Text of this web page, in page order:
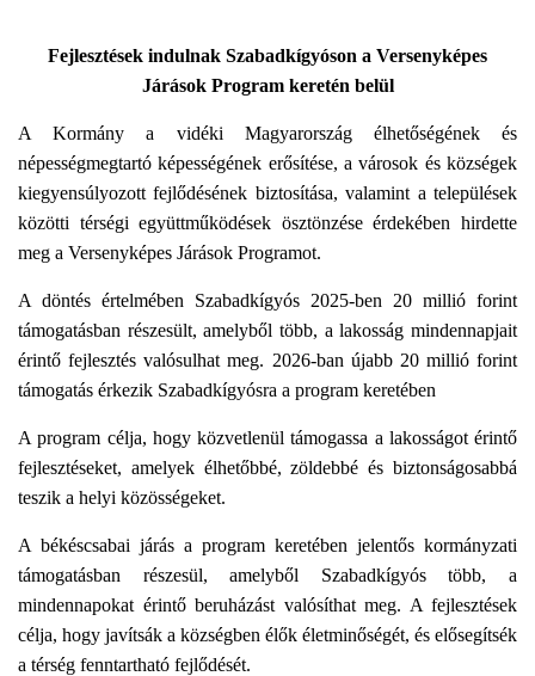
Fejlesztések indulnak Szabadkígyóson a Versenyképes
Járások Program keretén belül
A Kormány a vidéki Magyarország élhetőségének és
népességmegtartó képességének erősítése, a városok és községek
kiegyensúlyozott fejlődésének biztosítása, valamint a települések
közötti térségi együttműködések ösztönzése érdekében hirdette
meg a Versenyképes Járások Programot.
A döntés értelmében Szabadkígyós 2025-ben 20 millió forint
támogatásban részesült, amelyből több, a lakosság mindennapjait
érintő fejlesztés valósulhat meg. 2026-ban újabb 20 millió forint
támogatás érkezik Szabadkígyósra a program keretében
A program célja, hogy közvetlenül támogassa a lakosságot érintő
fejlesztéseket, amelyek élhetőbbé, zöldebbé és biztonságosabbá
teszik a helyi közösségeket.
A békéscsabai járás a program keretében jelentős kormányzati
támogatásban részesül, amelyből Szabadkígyós több, a
mindennapokat érintő beruházást valósíthat meg. A fejlesztések
célja, hogy javítsák a községben élők életminőségét, és elősegítsék
a térség fenntartható fejlődését.